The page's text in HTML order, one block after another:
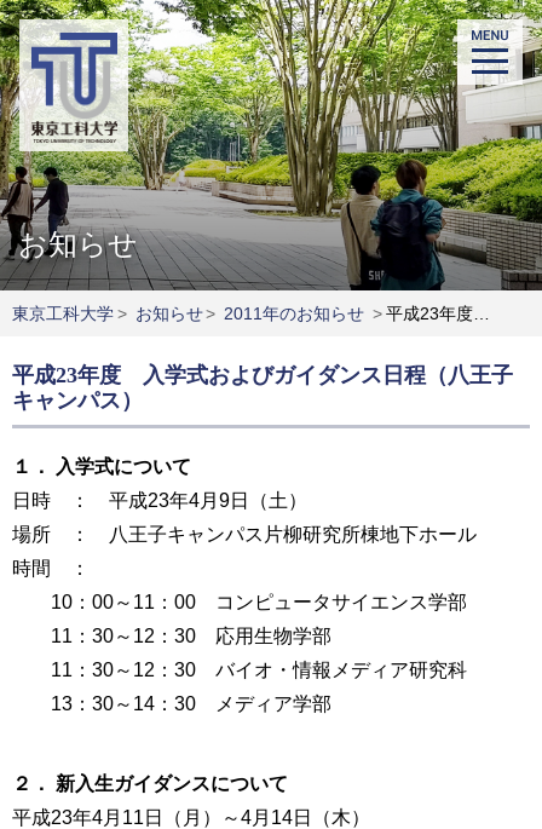
お知らせ
東京工科大学> お知らせ> 2011年のお知らせ >平成23年度 入学式およびガイダンス日程（八王子キャンパス）
平成23年度 入学式およびガイダンス日程（八王子
キャンパス）
１． 入学式について
日時 ： 平成23年4月9日（土）
場所 ： 八王子キャンパス片柳研究所棟地下ホール
時間 ：
10：00～11：00 コンピュータサイエンス学部
11：30～12：30 応用生物学部
11：30～12：30 バイオ・情報メディア研究科
13：30～14：30 メディア学部
２． 新入生ガイダンスについて
平成23年4月11日（月）～4月14日（木）